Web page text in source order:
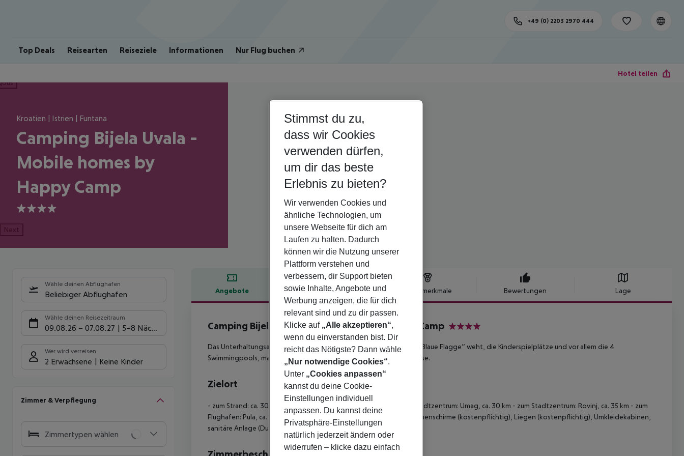
Top Deals Reisearten Reiseziele Informationen Nur Flug buchen
+49 (0) 2203 2970 444
Hotel teilen
Kroatien | Istrien | Funtana
Camping Bijela Uvala -
Mobile homes by
Happy Camp
4
Next
Wähle deinen Abflughafen
Beliebiger Abflughafen
Wähle deinen Reisezeitraum
09.08.26 – 07.08.27 5-8 Nächte
Wer wird verreisen
2 Erwachsene Keine Kinder
Zimmer & Verpflegung
Zimmertypen wählen
Angebote Hotelbeschreibung Hotelmerkmale Bewertungen Lage
Hotelbeschreibung
Camping Bijela Uvala - Mobile homes by Happy Camp
Das Unterhaltungsangebot, der herrliche Kiesstrand, über dem die „Blaue Flagge” weht, die Kinderspielplätze und vor allem die 4
Swimmingpools, machen diesen Campingplatz zu einer Erholungsoase.
Zielort
- zum Strand: ca. 300 m - zum Stadtzentrum: Porec, ca. 5 km - zum Stadtzentrum: Umag, ca. 30 km - zum Stadtzentrum: Rovinj, ca. 35 km - zum
Flughafen: Pula, ca. 56 km - ruhig, ländlich, am Wald - Kiesstrand: Sonnenschirme (kostenpflichtig), Liegen (kostenpflichtig), Umkleidekabinen,
sanitäre Anlage (Dusche) - Badeplateau
Stimmst du zu,
dass wir Cookies
verwenden dürfen,
um dir das beste
Erlebnis zu bieten?
Wir verwenden Cookies und
ähnliche Technologien, um
unsere Webseite für dich am
Laufen zu halten. Dadurch
können wir die Nutzung unserer
Plattform verstehen und
verbessern, dir Support bieten
sowie Inhalte, Angebote und
Werbung anzeigen, die für dich
relevant sind und zu dir passen.
Klicke auf „Alle akzeptieren“,
wenn du einverstanden bist. Dir
reicht das Nötigste? Dann wähle
„Nur notwendige Cookies“.
Unter „Cookies anpassen“
kannst du deine Cookie-
Einstellungen individuell
anpassen. Du kannst deine
Privatsphäre-Einstellungen
natürlich jederzeit ändern oder
widerrufen – klicke dazu einfach